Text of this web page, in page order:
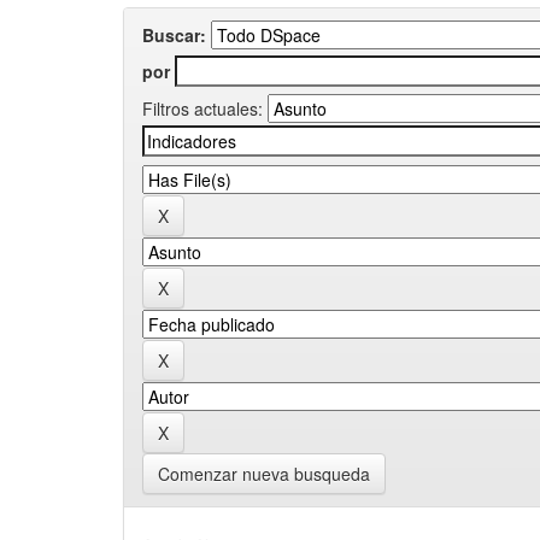
Buscar:
por
Filtros actuales:
Comenzar nueva busqueda